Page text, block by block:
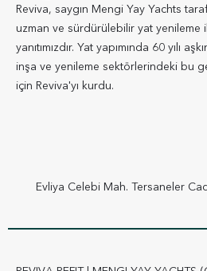
Reviva, saygın Mengi Yay Yachts
uzman ve sürdürülebilir yat yenileme
yanıtımızdır. Yat yapımında 60 yılı
inşa ve yenileme sektörlerindeki bu
için Reviva'yı kurdu.
Evliya Celebi Mah. Tersaneler